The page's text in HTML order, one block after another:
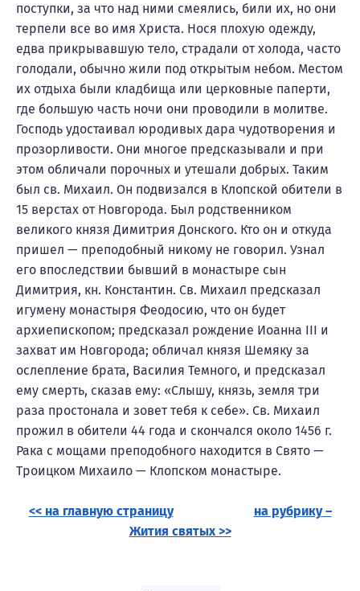
поступки, за что над ними смеялись, били их, но они
терпели все во имя Христа. Нося плохую одежду,
едва прикрывавшую тело, страдали от холода, часто
голодали, обычно жили под открытым небом. Местом
их отдыха были кладбища или церковные паперти,
где большую часть ночи они проводили в молитве.
Господь удостаивал юродивых дара чудотворения и
прозорливости. Они многое предсказывали и при
этом обличали порочных и утешали добрых. Таким
был св. Михаил. Он подвизался в Клопской обители в
15 верстах от Новгорода. Был родственником
великого князя Димитрия Донского. Кто он и откуда
пришел — преподобный никому не говорил. Узнал
его впоследствии бывший в монастыре сын
Димитрия, кн. Константин. Св. Михаил предсказал
игумену монастыря Феодосию, что он будет
архиепископом; предсказал рождение Иоанна III и
захват им Новгорода; обличал князя Шемяку за
ослепление брата, Василия Темного, и предсказал
ему смерть, сказав ему: «Слышу, князь, земля три
раза простонала и зовет тебя к себе». Св. Михаил
прожил в обители 44 года и скончался около 1456 г.
Рака с мощами преподобного находится в Свято —
Троицком Михаило — Клопском монастыре.
<< на главную страницу
на рубрику –
Жития святых >>